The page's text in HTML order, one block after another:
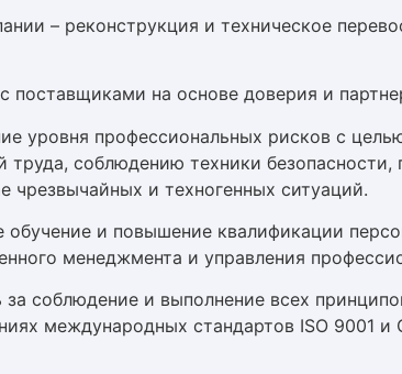
– реконструкция и техническое
на основе доверия и
уровня профессиональных рисков с
соблюдению техники
чрезвычайных и техногенных ситуаций.
обучение и повышение квалификации
менеджмента и управления
соблюдение и выполнение всех
международных стандартов ISO 9001 и